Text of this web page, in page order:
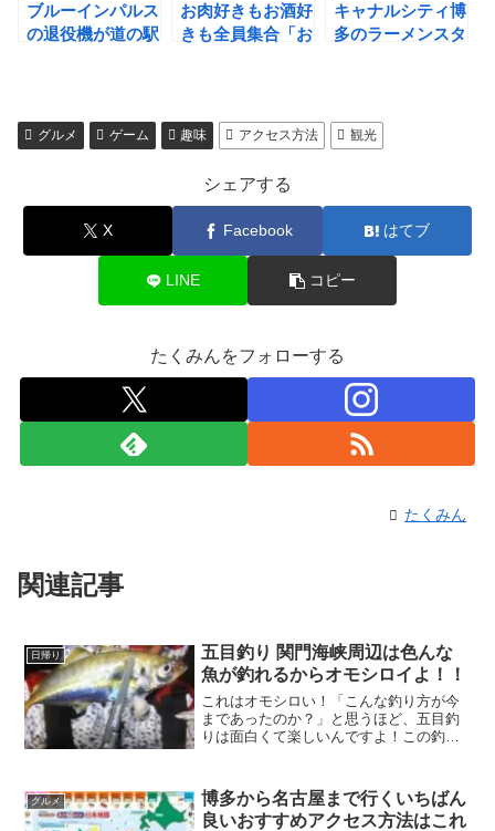
ブルーインパルス
の退役機が道の駅
お肉好きもお酒好
きも全員集合「お
キャナルシティ博
多のラーメンスタ
グルメ ゲーム 趣味 アクセス方法 観光
シェアする
X Facebook はてブ
LINE コピー
たくみんをフォローする
たくみん
関連記事
日帰り
五目釣り 関門海峡周辺は色んな
魚が釣れるからオモシロイよ！！
これはオモシロい！「こんな釣り方が今
まであったのか？」と思うほど、五目釣
りは面白くて楽しいんですよ！この釣り
ら響灘にかけては対馬海流（暖流）が入
り込んでいます。
グルメ
博多から名古屋まで行くいちばん
良いおすすめアクセス方法はこれ